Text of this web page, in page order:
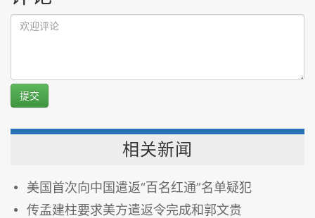
提交
相关新闻
美国首次向中国遣返“百名红通”名单疑犯
传孟建柱要求美方遣返令完成和郭文贵